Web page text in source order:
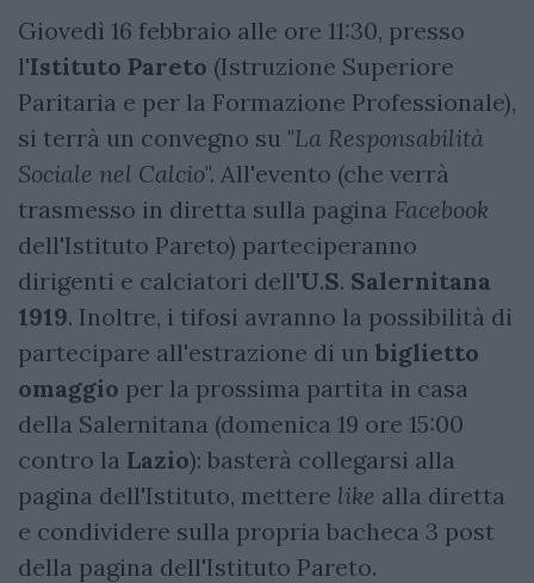
Giovedì 16 febbraio alle ore 11:30, presso
l'Istituto Pareto (Istruzione Superiore
Paritaria e per la Formazione Professionale),
si terrà un convegno su "La Responsabilità
Sociale nel Calcio". All'evento (che verrà
trasmesso in diretta sulla pagina Facebook
dell'Istituto Pareto) parteciperanno
dirigenti e calciatori dell'U.S. Salernitana
1919. Inoltre, i tifosi avranno la possibilità di
partecipare all'estrazione di un biglietto
omaggio per la prossima partita in casa
della Salernitana (domenica 19 ore 15:00
contro la Lazio): basterà collegarsi alla
pagina dell'Istituto, mettere like alla diretta
e condividere sulla propria bacheca 3 post
della pagina dell'Istituto Pareto.